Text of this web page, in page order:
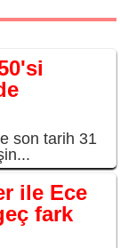
son tarih 31
ile Ece
fark